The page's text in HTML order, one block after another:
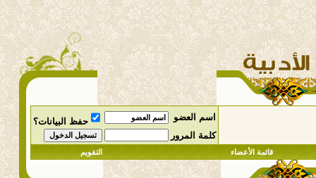
اسم العضو
حفظ البيانات؟
كلمة المرور
قائمة الأعضاء التقويم